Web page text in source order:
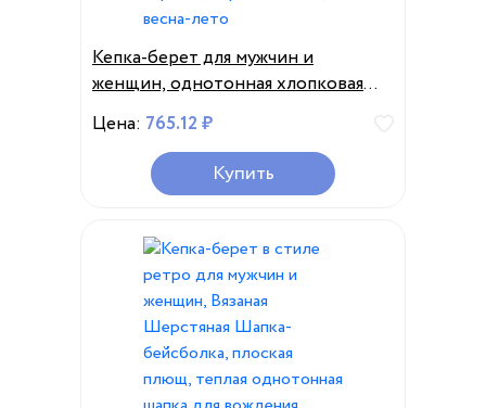
Кепка-берет для мужчин и
женщин, однотонная хлопковая
кепка в елочку, с плоским верхом,
в стиле ретро, от солнца, для
улицы, черного, серого цветов,
весна-лето
Цена: 765.12 ₽
Купить